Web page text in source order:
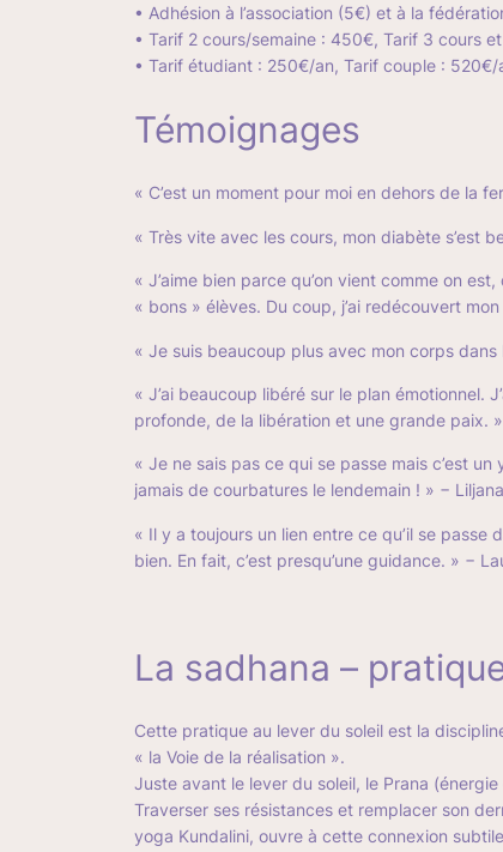
• Adhésion à l’association (5€) et à la
• Tarif 2 cours/semaine : 450€, Tarif 3 cours
• Tarif étudiant : 250€/an, Tarif couple : 520€/
Témoignages
« C’est un moment pour moi en dehors de la
« Très vite avec les cours, mon diabète s’est
« J’aime bien parce qu’on vient comme on
« bons » élèves. Du coup, j’ai redécouvert
« Je suis beaucoup plus avec mon corps
« J’ai beaucoup libéré sur le plan émotionnel.
profonde, de la libération et une grande paix. »
« Je ne sais pas ce qui se passe mais c’est un
jamais de courbatures le lendemain ! » − Liljana
« Il y a toujours un lien entre ce qu’il se
bien. En fait, c’est presqu’une guidance. » −
La sadhana –
Cette pratique au lever du soleil est la
« la Voie de la réalisation ».
Juste avant le lever du soleil, le Prana
Traverser ses résistances et remplacer son
yoga Kundalini, ouvre à cette connexion